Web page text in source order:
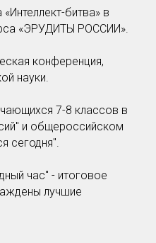
битва» в
«ЭРУДИТЫ РОССИИ».
конференция,
науки.
7-8 классов в
и общероссийском
сегодня".
час" - итоговое
лучшие